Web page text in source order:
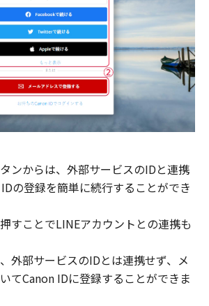
ンからは、外部サービスのIDと連携
の登録を簡単に続行することができ
すことでLINEアカウントとの連携も
外部サービスのIDとは連携せず、メ
てCanon IDに登録することができま